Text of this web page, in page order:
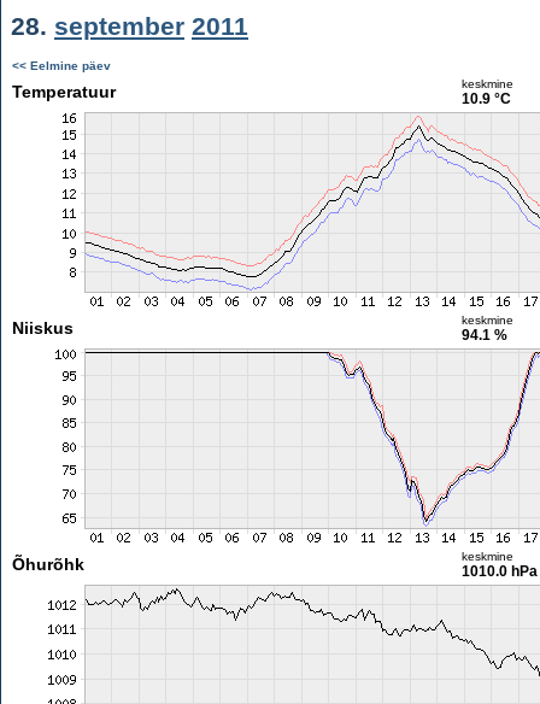
28. september 2011
<< Eelmine päev
Temperatuur keskmine
10.9 °C
Niiskus keskmine
94.1 %
Õhurõhk keskmine
1010.0 hPa